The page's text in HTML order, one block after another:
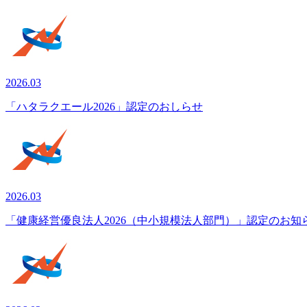
2026.03
「ハタラクエール2026」認定のおしらせ
2026.03
「健康経営優良法人2026（中小規模法人部門）」認定のお知